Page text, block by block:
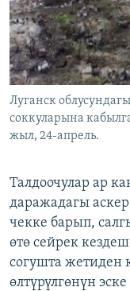
Луганск
соккуларына
жыл, 24-апрель.
Талдоочулар ар
даражадагы
чекке барып,
өтө сейрек
согушта жетиден
өлтүрүлгөнүн